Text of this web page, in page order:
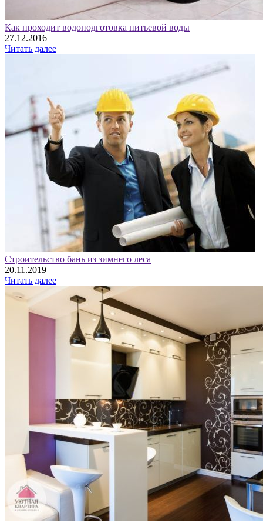
Как проходит водоподготовка питьевой воды
27.12.2016
Читать далее
Строительство бань из зимнего леса
20.11.2019
Читать далее